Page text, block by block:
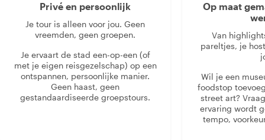
Privé en persoonlijk
Je tour is alleen voor jou. Geen
vreemden, geen groepen.
Je ervaart de stad een-op-een (of
met je eigen reisgezelschap) op een
ontspannen, persoonlijke manier.
Geen haast, geen
gestandaardiseerde groepstours.
Op maat
Van
pareltjes, je
Wil je een
foodstop
street art?
ervaring wordt
tempo,